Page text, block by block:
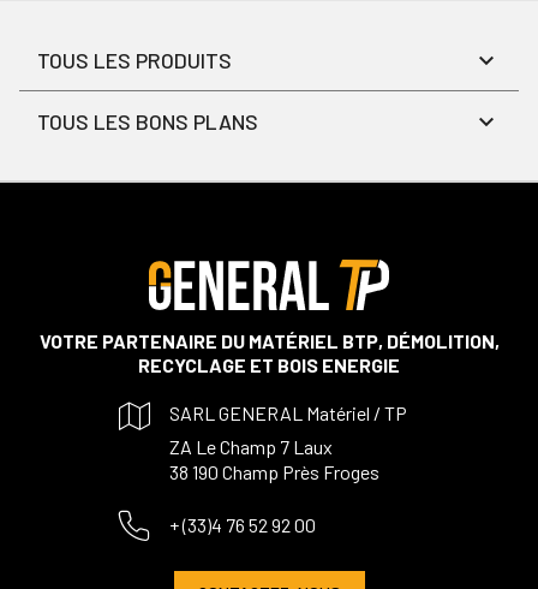
TOUS LES PRODUITS
TOUS LES BONS PLANS
VOTRE PARTENAIRE DU MATÉRIEL BTP, DÉMOLITION,
RECYCLAGE ET BOIS ENERGIE
SARL GENERAL Matériel / TP
ZA Le Champ 7 Laux
38 190 Champ Près Froges
+ (33)4 76 52 92 00